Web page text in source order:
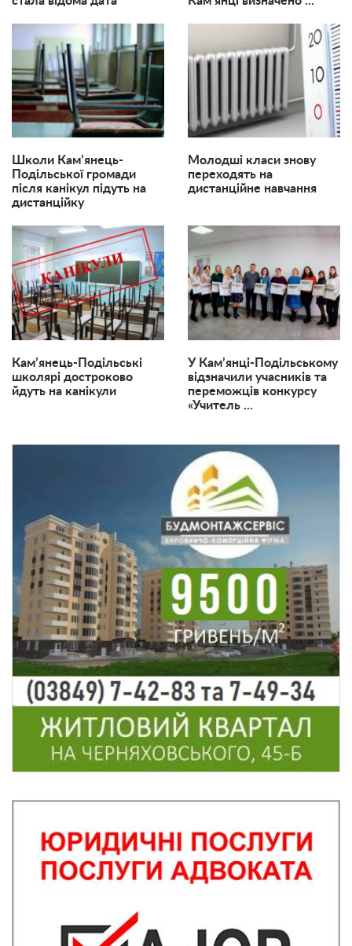
Школи Кам’янець-
Подільської громади
після канікул підуть на
дистанційку
Молодші класи знову
переходять на
дистанційне навчання
Кам’янець-Подільські
школярі достроково
йдуть на канікули
​У Кам’янці-Подільському
відзначили учасників та
переможців конкурсу
«Учитель ...